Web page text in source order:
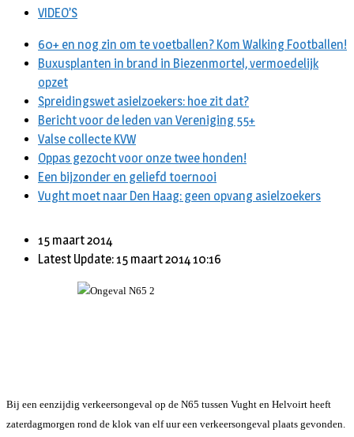
VIDEO’S
60+ en nog zin om te voetballen? Kom Walking Footballen!
Buxusplanten in brand in Biezenmortel, vermoedelijk
opzet
Spreidingswet asielzoekers: hoe zit dat?
Bericht voor de leden van Vereniging 55+
Valse collecte KVW
Oppas gezocht voor onze twee honden!
Een bijzonder en geliefd toernooi
Vught moet naar Den Haag: geen opvang asielzoekers
15 maart 2014
Latest Update: 15 maart 2014 10:16
Bij een eenzijdig verkeersongeval op de N65 tussen Vught en Helvoirt heeft
zaterdagmorgen rond de klok van elf uur een verkeersongeval plaats gevonden.